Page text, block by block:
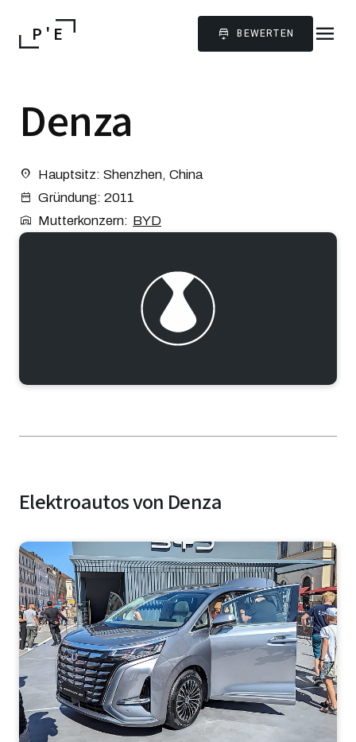
P ' E BEWERTEN menu
Denza
Hauptsitz: Shenzhen, China
Gründung: 2011
Mutterkonzern: BYD
Elektroautos von Denza